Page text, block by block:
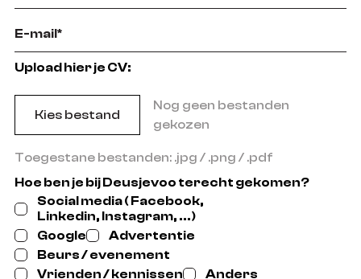
Upload hier je CV:
Kies bestand
Nog geen bestanden
gekozen
Toegestane bestanden: .jpg / .png / .pdf
Hoe ben je bij Deusjevoo terecht gekomen?
Social media ( Facebook,
Linkedin, Instagram, ...)
Google
Advertentie
Beurs / evenement
Vrienden / kennissen
Anders